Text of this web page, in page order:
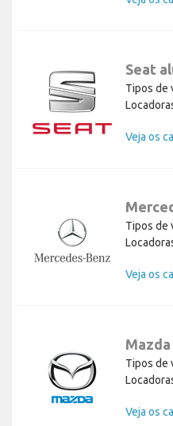
Seat
Tipos de
Veja os
Tipos de
Veja os
Tipos de
Veja os